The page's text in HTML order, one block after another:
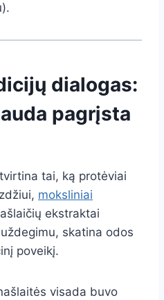
dialogas:
pagrįsta
tai, ką protėviai
moksliniai
ekstraktai
skatina odos
poveikį.
visada buvo